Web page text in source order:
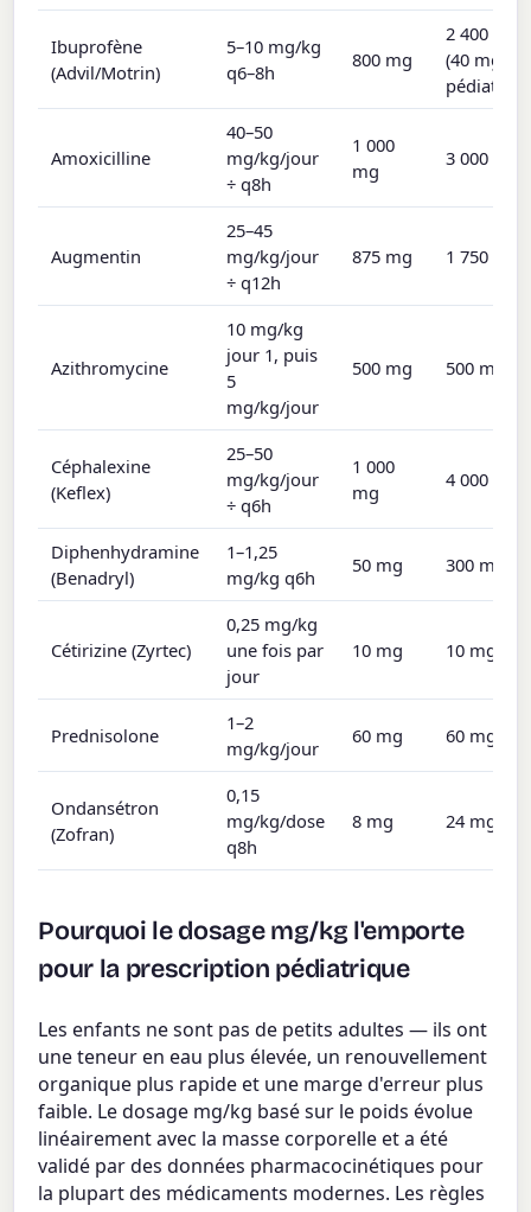
Ibuprofène
(Advil/Motrin)
5–10 mg/kg
q6–8h
800 mg
2 400 mg
(40 mg/kg
Amoxicilline
40–50
mg/kg/jour
÷ q8h
1 000
mg
3 000 mg
Augmentin
25–45
mg/kg/jour
÷ q12h
875 mg 1 750 mg
Azithromycine
10 mg/kg
jour 1, puis
5
mg/kg/jour
500 mg 500 mg
Céphalexine
(Keflex)
25–50
mg/kg/jour
÷ q6h
1 000
mg
4 000 mg
Diphenhydramine
(Benadryl)
1–1,25
mg/kg q6h
50 mg 300 mg
Cétirizine (Zyrtec)
0,25 mg/kg
une fois par
jour
10 mg 10 mg
Prednisolone
1–2
mg/kg/jour
60 mg 60 mg
Ondansétron
(Zofran)
0,15
mg/kg/dose
q8h
8 mg 24 mg
Pourquoi le dosage mg/kg l'emporte
pour la prescription pédiatrique
Les enfants ne sont pas de petits adultes — ils ont
une teneur en eau plus élevée, un renouvellement
organique plus rapide et une marge d'erreur plus
faible. Le dosage mg/kg basé sur le poids évolue
linéairement avec la masse corporelle et a été
validé par des données pharmacocinétiques pour
la plupart des médicaments modernes. Les règles